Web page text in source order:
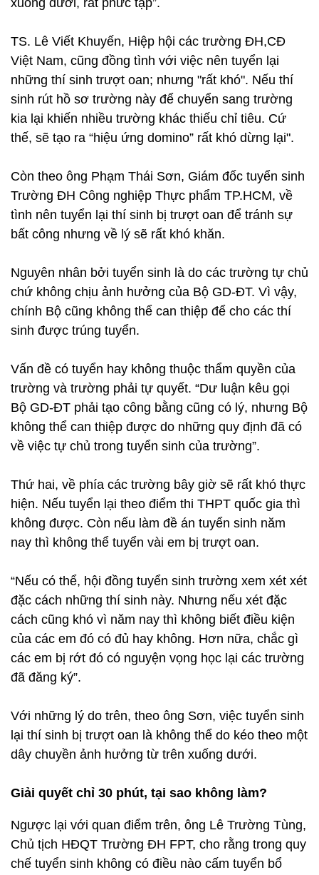
xuống dưới, rất phức tạp”.
TS. Lê Viết Khuyến, Hiệp hội các trường ĐH,CĐ
Việt Nam, cũng đồng tình với việc nên tuyển lại
những thí sinh trượt oan; nhưng "rất khó". Nếu thí
sinh rút hồ sơ trường này để chuyển sang trường
kia lại khiến nhiều trường khác thiếu chỉ tiêu. Cứ
thế, sẽ tạo ra “hiệu ứng domino” rất khó dừng lại".
Còn theo ông Phạm Thái Sơn, Giám đốc tuyển sinh
Trường ĐH Công nghiệp Thực phẩm TP.HCM, về
tình nên tuyển lại thí sinh bị trượt oan để tránh sự
bất công nhưng về lý sẽ rất khó khăn.
Nguyên nhân bởi tuyển sinh là do các trường tự chủ
chứ không chịu ảnh hưởng của Bộ GD-ĐT. Vì vậy,
chính Bộ cũng không thể can thiệp để cho các thí
sinh được trúng tuyển.
Vấn đề có tuyển hay không thuộc thẩm quyền của
trường và trường phải tự quyết. “Dư luận kêu gọi
Bộ GD-ĐT phải tạo công bằng cũng có lý, nhưng Bộ
không thể can thiệp được do những quy định đã có
về việc tự chủ trong tuyển sinh của trường”.
Thứ hai, về phía các trường bây giờ sẽ rất khó thực
hiện. Nếu tuyển lại theo điểm thi THPT quốc gia thì
không được. Còn nếu làm đề án tuyển sinh năm
nay thì không thể tuyển vài em bị trượt oan.
“Nếu có thể, hội đồng tuyển sinh trường xem xét xét
đặc cách những thí sinh này. Nhưng nếu xét đặc
cách cũng khó vì năm nay thì không biết điều kiện
của các em đó có đủ hay không. Hơn nữa, chắc gì
các em bị rớt đó có nguyện vọng học lại các trường
đã đăng ký”.
Với những lý do trên, theo ông Sơn, việc tuyển sinh
lại thí sinh bị trượt oan là không thể do kéo theo một
dây chuyền ảnh hưởng từ trên xuống dưới.
Giải quyết chỉ 30 phút, tại sao không làm?
Ngược lại với quan điểm trên, ông Lê Trường Tùng,
Chủ tịch HĐQT Trường ĐH FPT, cho rằng trong quy
chế tuyển sinh không có điều nào cấm tuyển bổ